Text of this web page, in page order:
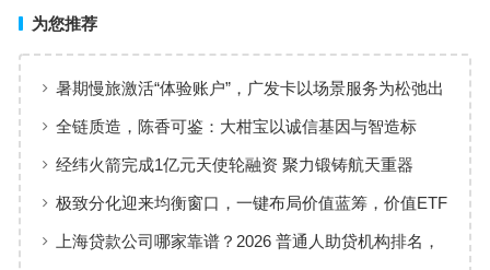
为您推荐
暑期慢旅激活“体验账户”，广发卡以场景服务为松弛出
行添彩
全链质造，陈香可鉴：大柑宝以诚信基因与智造标
准，定义新会陈皮高质量发展
经纬火箭完成1亿元天使轮融资 聚力锻铸航天重器
极致分化迎来均衡窗口，一键布局价值蓝筹，价值ETF
华夏火热开售
上海贷款公司哪家靠谱？2026 普通人助贷机构排名，